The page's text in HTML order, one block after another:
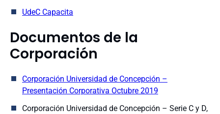
UdeC Capacita
Documentos de la
Corporación
Corporación Universidad de Concepción –
Presentación Corporativa Octubre 2019
Corporación Universidad de Concepción – Serie C y D,